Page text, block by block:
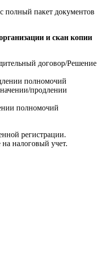
полный пакет документов
и скан копии
договор/Решение
полномочий
продлении
полномочий
регистрации.
на налоговый учет.